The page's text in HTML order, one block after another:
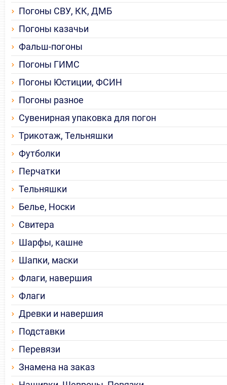
Погоны СВУ, КК, ДМБ
Погоны казачьи
Фальш-погоны
Погоны ГИМС
Погоны Юстиции, ФСИН
Погоны разное
Сувенирная упаковка для погон
Трикотаж, Тельняшки
Футболки
Перчатки
Тельняшки
Белье, Носки
Свитера
Шарфы, кашне
Шапки, маски
Флаги, навершия
Флаги
Древки и навершия
Подставки
Перевязи
Знамена на заказ